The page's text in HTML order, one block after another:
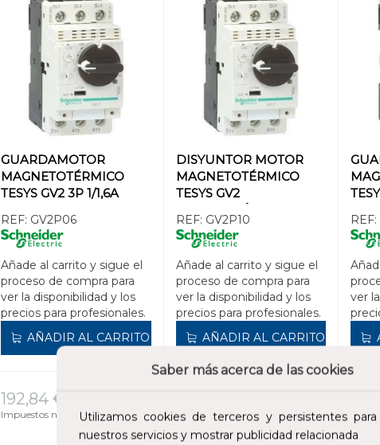
Saber más acerca de las cookies
Utilizamos cookies de terceros y persistentes para
nuestros servicios y mostrar publicidad relacionada
GUARDAMOTOR
MAGNETOTÉRMICO
TESYS GV2 3P 1/1,6A
REF: GV2P06
Añade al carrito y sigue el
proceso de compra para
ver la disponibilidad y los
precios para profesionales.
AÑADIR AL CARRITO
DISYUNTOR MOTOR
MAGNETOTÉRMICO
TESYS GV2
REF: GV2P10
Añade al carrito y sigue el
proceso de compra para
ver la disponibilidad y los
precios para profesionales.
AÑADIR AL CARRITO
REF:
ver
192,84 €
Impuestos no incluidos. Impuestos no incluidos.